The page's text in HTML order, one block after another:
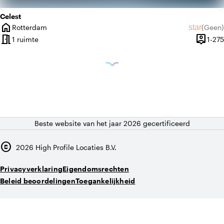
Celest
home
Plaats
Rotterdam star(Geen)
Geen
meeting_room1 ruimte person_pin1-275
Beste website van het jaar 2026 gecertificeerd
copyright 2026 High Profile Locaties B.V.
PrivacyverklaringEigendomsrechten
Beleid beoordelingenToegankelijkheid